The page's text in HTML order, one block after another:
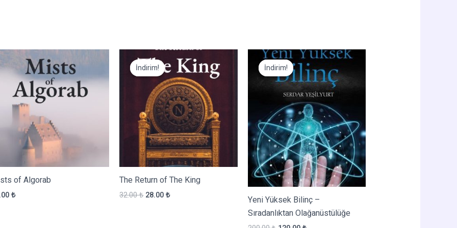
of Algorab
₺
İndirim!
İndirim!
The Return of The King
32.00₺ Orijinal
28.00₺Şu
İndirim!
İndirim!
Yeni Yüksek Bilinç –
Sıradanlıktan Olağanüstülüğe